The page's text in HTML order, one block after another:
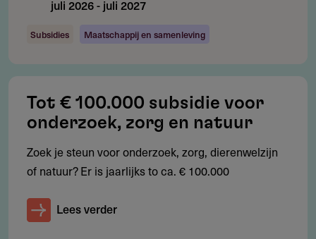
vooraanvraag per e-mail
Alleen volledig ingediende aanvragen worden
Restricties
juli 2026- juli 2027
Subsidies Maatschappij en samenleving
Tot € 100.000 subsidie voor
onderzoek, zorg en natuur
Zoek je steun voor onderzoek, zorg, dierenwelzijn
of natuur? Er is jaarlijks to ca. € 100.000
Lees verder